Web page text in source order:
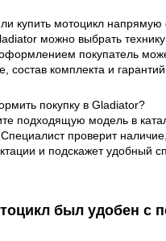
купить мотоцикл напрямую
можно выбрать технику
покупатель
состав комплекта и
покупку в Gladiator?
подходящую модель в
Специалист проверит
и подскажет удобный
был удобен с